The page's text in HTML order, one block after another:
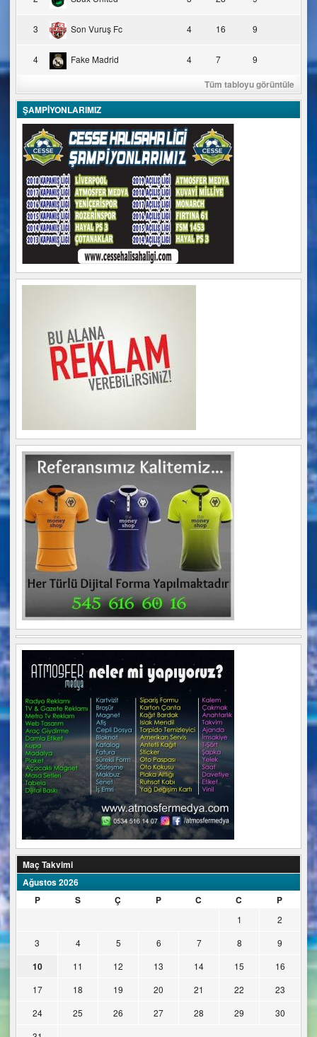
3 Son Vuruş Fc 4 16 9
4 Fake Madrid 4 7 9
Tüm tabloyu görüntüle
ŞAMPİYONLARIMIZ
Maç Takvimi
Ağustos 2026
P
S Ç P C C P
1
2
3
4 5 6 7 8 9
10 11 12 13 14 15
16
17
18 19 20 21 22
23
24
25 26 27 28 29
30